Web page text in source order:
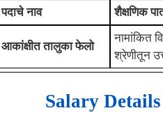
पदाचे नाव शैक्षणिक
आकांक्षीत तालुका फेलो
नामांकित
श्रेणीतून
Salary